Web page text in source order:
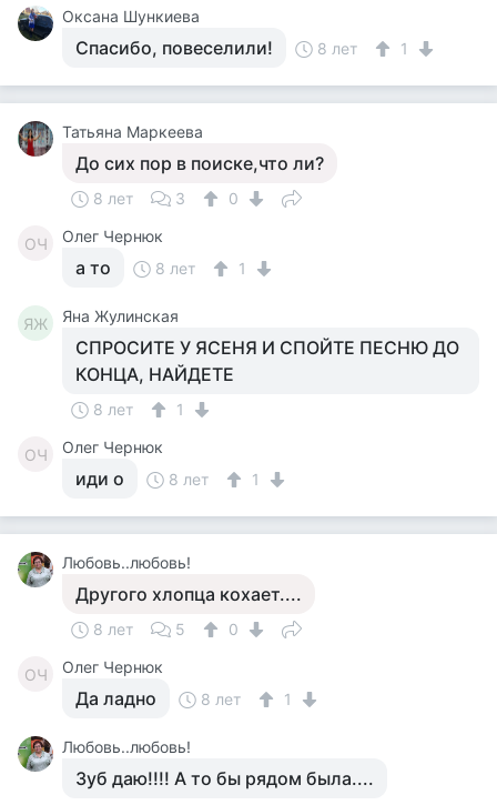
Оксана Шункиева
Спасибо, повеселили! 8 лет 1
Татьяна Маркеева
До сих пор в поиске,что ли?
8 лет 3 0
ОЧ Олег Чернюк
а то 8 лет 1
ЯЖ Яна Жулинская
СПРОСИТЕ У ЯСЕНЯ И СПОЙТЕ ПЕСНЮ ДО
КОНЦА, НАЙДЕТЕ
8 лет 1
ОЧ Олег Чернюк
иди о 8 лет 1
Любовь..любовь!
Другого хлопца кохает....
8 лет 5 0
ОЧ Олег Чернюк
Да ладно 8 лет 1
Любовь..любовь!
Зуб даю!!!! А то бы рядом была....